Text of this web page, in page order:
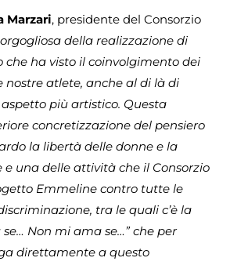
Marzari, presidente del Consorzio
orgogliosa della realizzazione di
che ha visto il coinvolgimento dei
nostre atlete, anche al di là di
più artistico. Questa
concretizzazione del pensiero
la libertà delle donne e la
e una delle attività che il Consorzio
Emmeline contro tutte le
tra le quali c’è la
Non mi ama se…” che per
direttamente a questo